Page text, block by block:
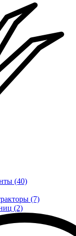
(40)
(7)
(2)